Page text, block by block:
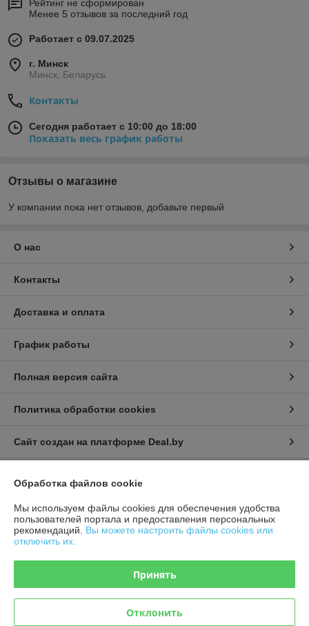
Рейтинг не сформирован
Менее 5 отзывов за последний год
Работает с 09.07.2025
г. Минск
Минск, Беларусь
Контакты
Сегодня работает с 10:00 до 18:00
Показать весь график работы
Отзывы о магазине
У компании пока нет отзывов, добавьте первый
О нас
Контакты
Доставка и оплата
График работы
Полная версия сайта
Политика обработки cookies
Сайт создан на платформе Deal.by
Информация для покупателя
Индивидуальный предприниматель:ИП Афонина Екатерина
Александровна
225131 Ул. Рокоссовского, 5 г. Пружаны, Брестская обл.
комитет
Обработка файлов cookie
Мы используем файлы cookies для обеспечения удобства
пользователей портала и предоставления персональных
рекомендаций. Вы можете настроить файлы cookies или
отключить их.
Принять
Отклонить